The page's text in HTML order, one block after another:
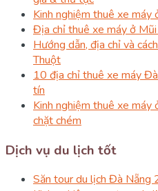
Kinh nghiệm thuê xe máy
Địa chỉ thuê xe máy ở
Hướng dẫn, địa chỉ và
Thuột
10 địa chỉ thuê xe máy
tín
Kinh nghiệm thuê xe máy
chặt chém
Dịch vụ du lịch tốt
Săn tour du lịch Đà Nẵng